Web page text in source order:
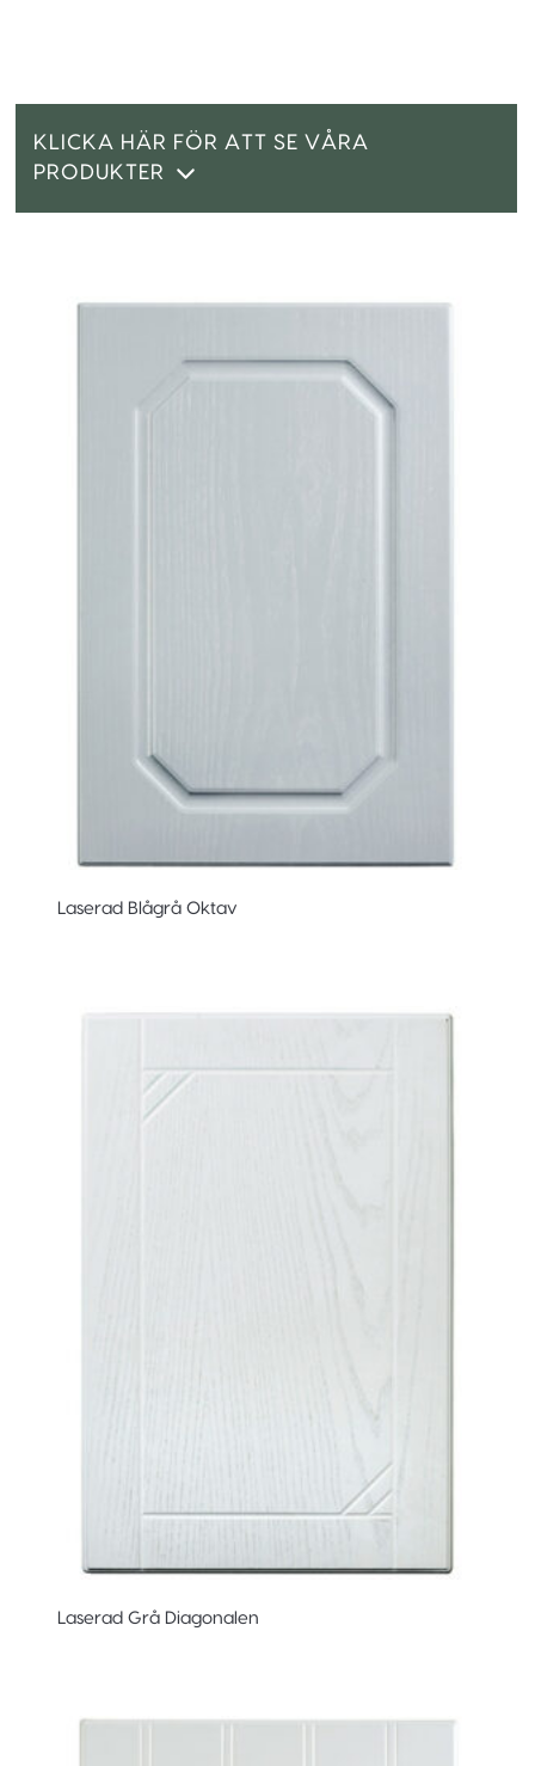
KLICKA HÄR FÖR ATT SE VÅRA
PRODUKTER
Laserad Blågrå Oktav
Laserad Grå Diagonalen